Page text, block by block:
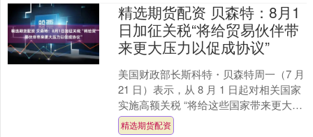
精选期货配资 贝森特：8月1
日加征关税“将给贸易伙伴带
来更大压力以促成协议”
美国财政部长斯科特・贝森特周一（7 月
21 日）表示，从 8 月 1 日起对相关国家
实施高额关税 “将给这些国家带来更大压
力，促使它们达成更有利的协议”。 贝....
精选期货配资